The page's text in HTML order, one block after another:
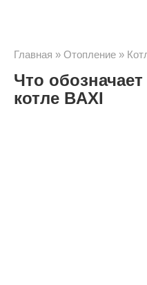
Главная » Отопление »
Что
котле BAXI